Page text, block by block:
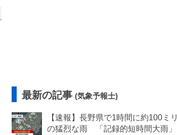
最新の記事 (気象予報士)
【速報】長野県で1時間に約100ミリ
の猛烈な雨 「記録的短時間大雨」